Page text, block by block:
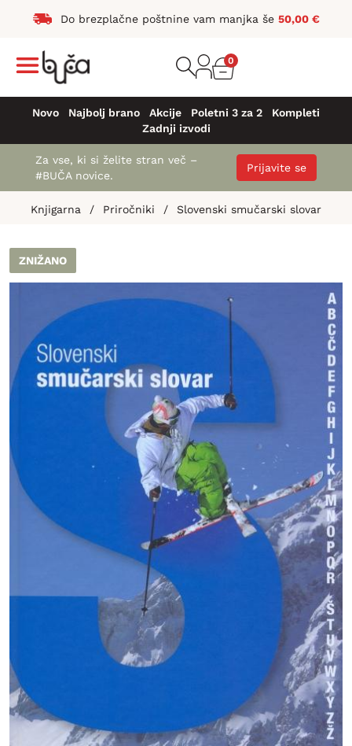
Do brezplačne poštnine vam manjka še 50,00 €
0
Novo Najbolj brano Akcije Poletni 3 za 2
Kompleti
Zadnji izvodi
Za vse, ki si želite stran več –
#BUČA novice.
Prijavite se
Knjigarna / Priročniki / Slovenski smučarski slovar
ZNIŽANO